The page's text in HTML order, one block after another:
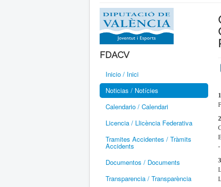
FDACV
Inicio / Inici
Noticias / Notícies
Calendario / Calendari
Licencia / Llicència Federativa
Tramites Accidentes / Tràmits
Accidents
Documentos / Documents
Transparencia / Transparència